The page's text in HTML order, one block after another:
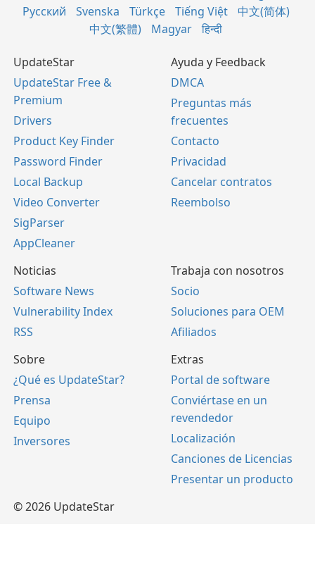
Русский
Svenska Türkçe Tiếng Việt
中文(简体)
中文(繁體)
Magyar हिन्दी
UpdateStar
UpdateStar Free &
Premium
Drivers
Product Key Finder
Password Finder
Local Backup
Video Converter
SigParser
AppCleaner
Ayuda y Feedback
DMCA
Preguntas más
frecuentes
Contacto
Privacidad
Cancelar contratos
Reembolso
Noticias
Software News
Vulnerability Index
RSS
Trabaja con nosotros
Socio
Soluciones para OEM
Afiliados
Sobre
¿Qué es UpdateStar?
Prensa
Equipo
Inversores
Extras
Portal de software
Conviértase en un
revendedor
Localización
Canciones de Licencias
Presentar un producto
© 2026 UpdateStar